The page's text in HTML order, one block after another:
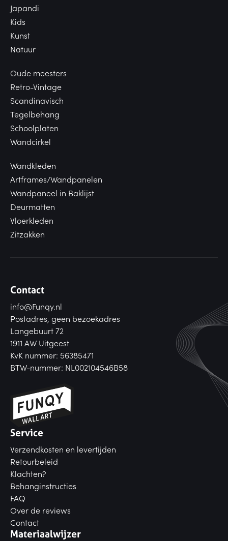
Japandi
Kids
Kunst
Natuur
Oude meesters
Retro-Vintage
Scandinavisch
Tegelbehang
Schoolplaten
Wandcirkel
Wandkleden
Artframes/Wandpanelen
Wandpaneel in Baklijst
Deurmatten
Vloerkleden
Zitzakken
Contact
info@Funqy.nl
Postadres, geen bezoekadres
Langebuurt 72
1911 AW Uitgeest
KvK nummer: 56385471
BTW-nummer: NL002104546B58
Service
Verzendkosten en levertijden
Retourbeleid
Klachten?
Behanginstructies
FAQ
Over de reviews
Contact
Materiaalwijzer